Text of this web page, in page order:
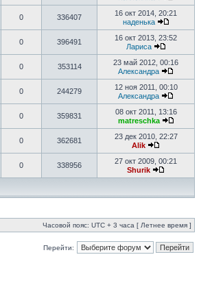
0 336407
16 окт 2014, 20:21
наденька
0 396491
16 окт 2013, 23:52
Лариса
0 353114
23 май 2012, 00:16
Александра
0 244279
12 ноя 2011, 00:10
Александра
0 359831
08 окт 2011, 13:16
matreschka
0 362681
23 дек 2010, 22:27
Alik
0 338956
27 окт 2009, 00:21
Shurik
Часовой пояс: UTC + 3 часа [ Летнее время ]
Перейти: